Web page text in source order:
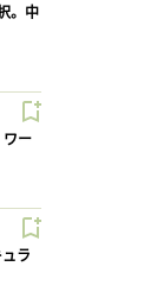
。中
ワー
ラ